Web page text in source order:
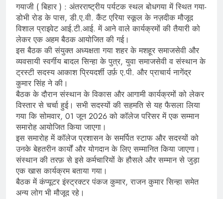
गयाजी ( बिहार ) : अंतरराष्ट्रीय पर्यटक स्थल बोधगया में स्थित गया-
डोभी रोड के पास, डी.ए.वी. कैंट एरिया स्कूल के नज़दीक मौजूद
विशाल प्राइवेट आई.टी.आई. में आने वाले कार्यक्रमों की तैयारी को
लेकर एक अहम बैठक आयोजित की गई।
इस बैठक की संयुक्त अध्यक्षता गया शहर के मशहूर समाजसेवी और
व्यवसायी स्वर्गीय बादल सिन्हा के पुत्र, युवा समाजसेवी व संस्थान के
ट्रस्टी सदस्य आकाश प्रियदर्शी उर्फ़ ए.पी. और प्राचार्य नागेंद्र
कुमार सिंह ने की।
बैठक के दौरान संस्थान के विकास और आगामी कार्यक्रमों को लेकर
विस्तार से चर्चा हुई। सभी सदस्यों की सहमति से यह फैसला लिया
गया कि सोमवार, 01 जून 2026 को कॉलेज परिसर में एक सम्मान
समारोह आयोजित किया जाएगा।
इस समारोह में कॉलेज प्रशासन के समर्पित स्टाफ और सदस्यों को
उनके बेहतरीन कार्यों और योगदान के लिए सम्मानित किया जाएगा।
संस्थान की तरफ़ से इसे कर्मचारियों के हौसले और सम्मान से जुड़ा
एक खास कार्यक्रम बताया गया।
बैठक में कंप्यूटर इंस्ट्रक्टर पंकज कुमार, राजन कुमार सिन्हा समेत
अन्य लोग भी मौजूद रहे।